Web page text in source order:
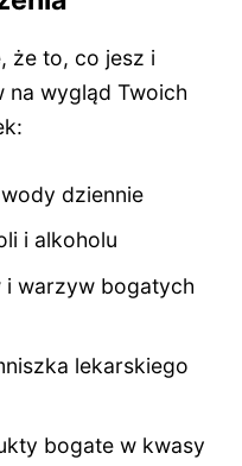
że to, co jesz i
na wygląd Twoich
dziennie
i alkoholu
warzyw bogatych
lekarskiego
bogate w kwasy